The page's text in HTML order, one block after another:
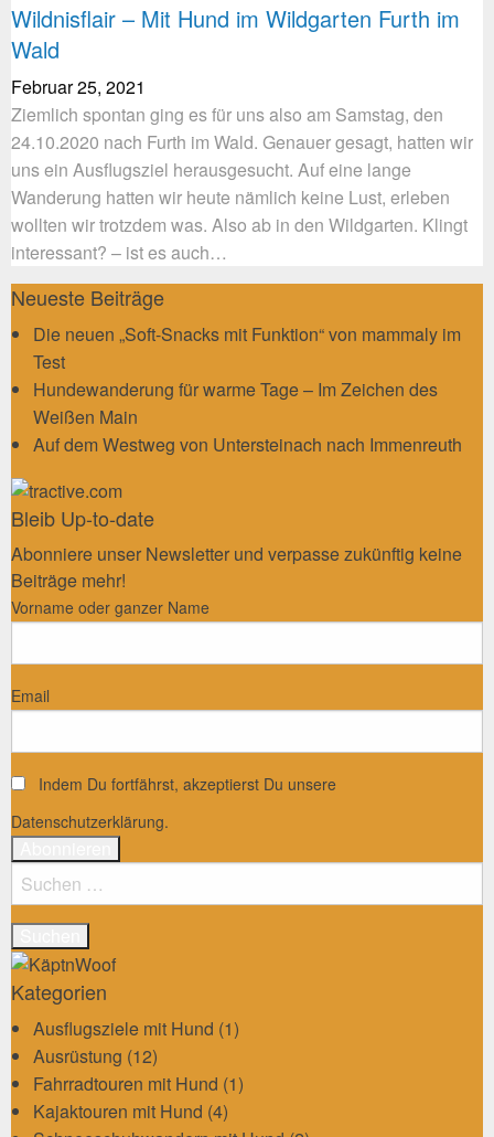
Wildnisflair – Mit Hund im Wildgarten Furth im
Wald
Februar 25, 2021
Ziemlich spontan ging es für uns also am Samstag, den
24.10.2020 nach Furth im Wald. Genauer gesagt, hatten wir
uns ein Ausflugsziel herausgesucht. Auf eine lange
Wanderung hatten wir heute nämlich keine Lust, erleben
wollten wir trotzdem was. Also ab in den Wildgarten. Klingt
interessant? – ist es auch…
Neueste Beiträge
Die neuen „Soft-Snacks mit Funktion“ von mammaly im
Test
Hundewanderung für warme Tage – Im Zeichen des
Weißen Main
Auf dem Westweg von Untersteinach nach Immenreuth
Bleib Up-to-date
Abonniere unser Newsletter und verpasse zukünftig keine
Beiträge mehr!
Vorname oder ganzer Name
Email
Indem Du fortfährst, akzeptierst Du unsere
Datenschutzerklärung.
Suchen
nach:
Kategorien
Ausflugsziele mit Hund (1)
Ausrüstung (12)
Fahrradtouren mit Hund (1)
Kajaktouren mit Hund (4)